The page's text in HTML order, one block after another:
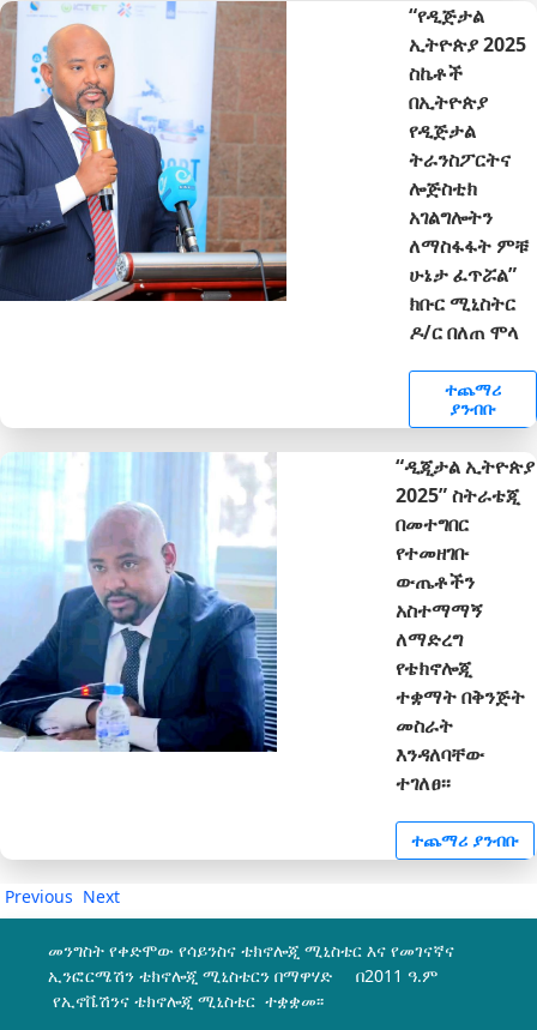
“የዲጅታል
ኢትዮጵያ 2025
ስኬቶች
በኢትዮጵያ
የዲጅታል
ትራንስፖርትና
ሎጅስቲክ
አገልግሎትን
ለማስፋፋት ምቹ
ሁኔታ ፈጥሯል”
ክቡር ሚኒስትር
ዶ/ር በለጠ ሞላ
ተጨማሪ
ያንብቡ
“ዲጂታል ኢትዮጵያ
2025” ስትራቴጂ
በመተግበር
የተመዘገቡ
ውጤቶችን
አስተማማኝ
ለማድረግ
የቴክኖሎጂ
ተቋማት በቅንጅት
መስራት
እንዳለባቸው
ተገለፀ፡፡
ተጨማሪ ያንብቡ
Previous Next
መንግስት የቀድሞው የሳይንስና ቴክኖሎጂ ሚኒስቴር እና የመገናኛና
ኢንፎርሜሽን ቴክኖሎጂ ሚኒስቴርን በማዋሃድ በ2011 ዓ.ም
የኢኖቬሽንና ቴክኖሎጂ ሚኒስቴር ተቋቋመ፡፡